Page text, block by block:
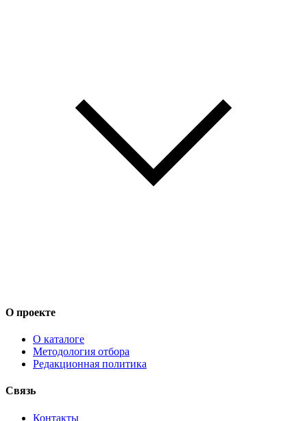
О проекте
О каталоге
Методология отбора
Редакционная политика
Связь
Контакты